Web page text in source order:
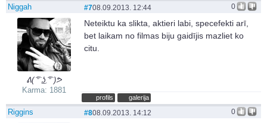
Niggah
ᕕ( ͡° ͜ʖ ͡° )ᕗ
Karma: 1881
0
#708.09.2013. 12:44
Neteiktu ka slikta, aktieri labi, specefekti arī,
bet laikam no filmas biju gaidījis mazliet ko
citu.
profils galerija
Riggins 0
#808.09.2013. 14:12